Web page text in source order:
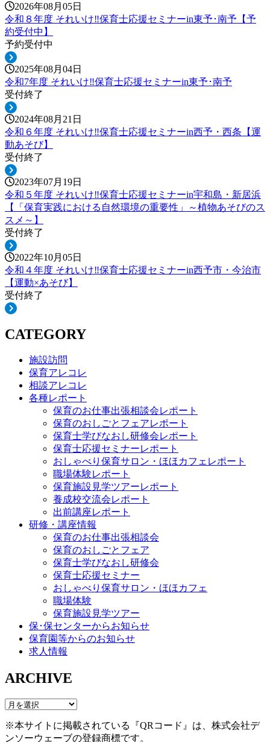
2026年08月05日
令和８年度 それいけ‼保育士応援セミナーin東予･南予【予
約受付中】
予約受付中
2025年08月04日
令和7年度 それいけ‼保育士応援セミナーin東予･南予
受付終了
2024年08月21日
令和６年度 それいけ‼保育士応援セミナーin西予・西条【運
動あそび】
受付終了
2023年07月19日
令和５年度 それいけ‼保育士応援セミナーin宇和島・新居浜
【「保育実践における自然環境の重要性」～植物あそびのス
スメ～】
受付終了
2022年10月05日
令和４年度 それいけ‼保育士応援セミナーin西予市・今治市
【運動×あそび】
受付終了
CATEGORY
施設訪問
保育アレコレ
相談アレコレ
各種レポート
保育のお仕事出張相談会レポート
保育のおしごとフェアレポート
保育士学びなおし研修会レポート
保育士応援セミナーレポート
おしゃべり保育サロン・ほほカフェレポート
職場体験レポート
保育施設見学ツアーレポート
養成校交流会レポート
出前講座レポート
研修・講座情報
保育のお仕事出張相談会
保育のおしごとフェア
保育士学びなおし研修会
保育士応援セミナー
おしゃべり保育サロン・ほほカフェ
職場体験
保育施設見学ツアー
保･保センターからお知らせ
保育園等からのお知らせ
求人情報
ARCHIVE
※本サイトに掲載されている『QRコード』は、株式会社デ
ンソーウェーブの登録商標です。